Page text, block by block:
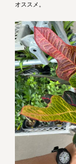
オススメ。